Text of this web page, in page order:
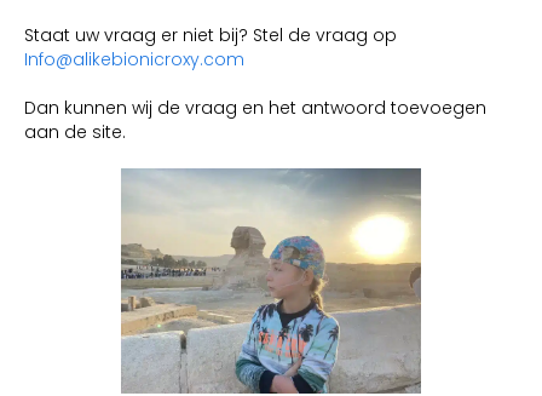
Staat uw vraag er niet bij? Stel de vraag op
Info@alikebionicroxy.com
Dan kunnen wij de vraag en het antwoord toevoegen
aan de site.